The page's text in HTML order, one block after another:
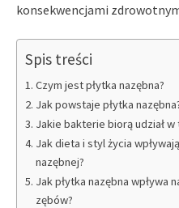
konsekwencjami
Spis treści
Czym jest płytka nazębna?
Jak powstaje płytka
Jakie bakterie biorą udział
Jak dieta i styl życia
nazębnej?
Jak płytka nazębna wpływa
zębów?